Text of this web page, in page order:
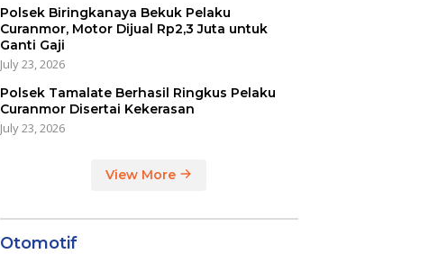
Polsek Biringkanaya Bekuk Pelaku
Curanmor, Motor Dijual Rp2,3 Juta untuk
Ganti Gaji
July 23, 2026
Polsek Tamalate Berhasil Ringkus Pelaku
Curanmor Disertai Kekerasan
July 23, 2026
View More
Otomotif